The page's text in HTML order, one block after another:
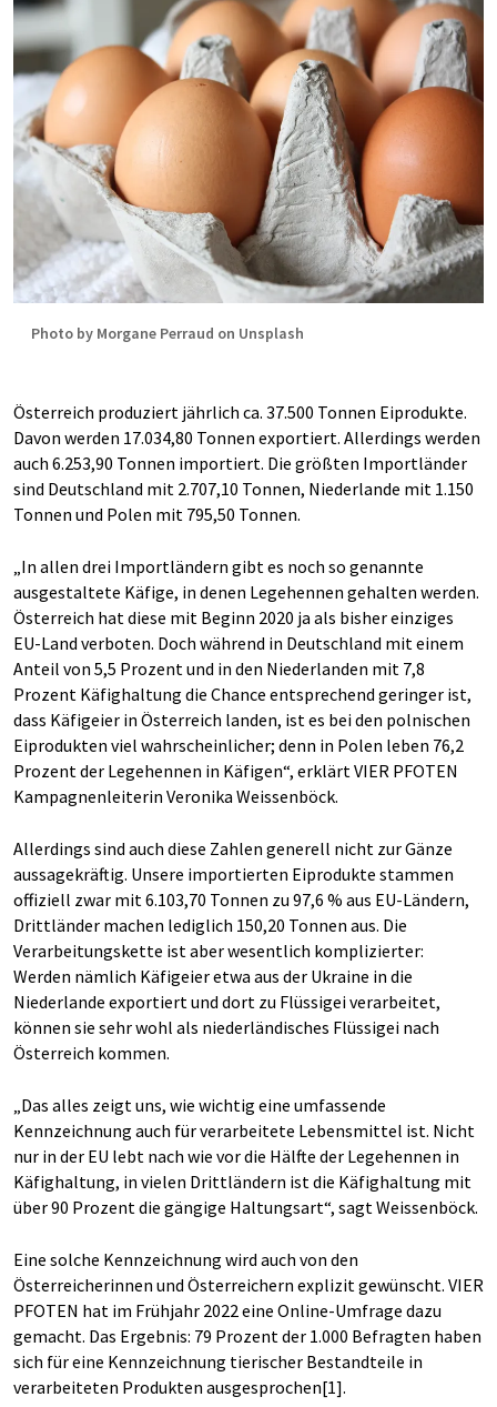
Photo by Morgane Perraud on Unsplash
Österreich produziert jährlich ca. 37.500 Tonnen Eiprodukte.
Davon werden 17.034,80 Tonnen exportiert. Allerdings werden
auch 6.253,90 Tonnen importiert. Die größten Importländer
sind Deutschland mit 2.707,10 Tonnen, Niederlande mit 1.150
Tonnen und Polen mit 795,50 Tonnen.
„In allen drei Importländern gibt es noch so genannte
ausgestaltete Käfige, in denen Legehennen gehalten werden.
Österreich hat diese mit Beginn 2020 ja als bisher einziges
EU-Land verboten. Doch während in Deutschland mit einem
Anteil von 5,5 Prozent und in den Niederlanden mit 7,8
Prozent Käfighaltung die Chance entsprechend geringer ist,
dass Käfigeier in Österreich landen, ist es bei den polnischen
Eiprodukten viel wahrscheinlicher; denn in Polen leben 76,2
Prozent der Legehennen in Käfigen“, erklärt VIER PFOTEN
Kampagnenleiterin Veronika Weissenböck.
Allerdings sind auch diese Zahlen generell nicht zur Gänze
aussagekräftig. Unsere importierten Eiprodukte stammen
offiziell zwar mit 6.103,70 Tonnen zu 97,6 % aus EU-Ländern,
Drittländer machen lediglich 150,20 Tonnen aus. Die
Verarbeitungskette ist aber wesentlich komplizierter:
Werden nämlich Käfigeier etwa aus der Ukraine in die
Niederlande exportiert und dort zu Flüssigei verarbeitet,
können sie sehr wohl als niederländisches Flüssigei nach
Österreich kommen.
„Das alles zeigt uns, wie wichtig eine umfassende
Kennzeichnung auch für verarbeitete Lebensmittel ist. Nicht
nur in der EU lebt nach wie vor die Hälfte der Legehennen in
Käfighaltung, in vielen Drittländern ist die Käfighaltung mit
über 90 Prozent die gängige Haltungsart“, sagt Weissenböck.
Eine solche Kennzeichnung wird auch von den
Österreicherinnen und Österreichern explizit gewünscht. VIER
PFOTEN hat im Frühjahr 2022 eine Online-Umfrage dazu
gemacht. Das Ergebnis: 79 Prozent der 1.000 Befragten haben
sich für eine Kennzeichnung tierischer Bestandteile in
verarbeiteten Produkten ausgesprochen[1].